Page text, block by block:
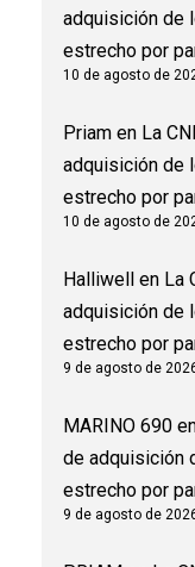
adquisición de
estrecho por
10 de agosto de
Priam en La
adquisición de
estrecho por
10 de agosto de
Halliwell en La
adquisición de
estrecho por
9 de agosto de
MARINO 690
de adquisición
estrecho por
9 de agosto de